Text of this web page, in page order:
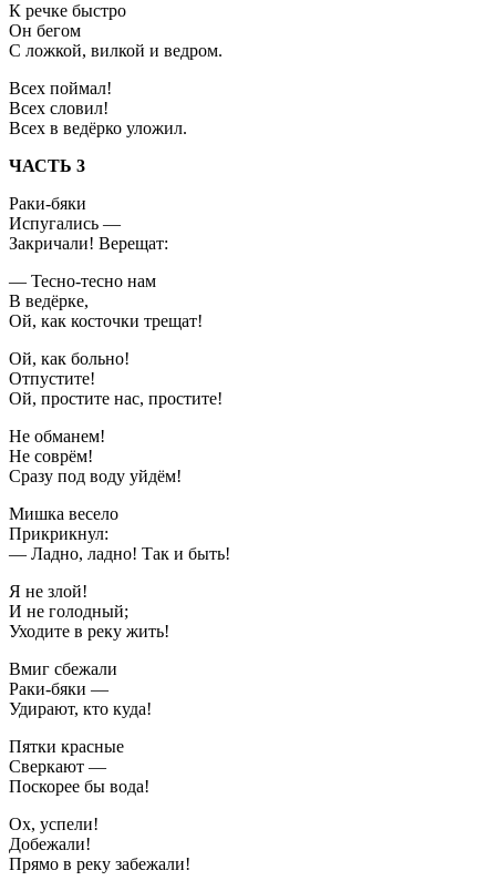
К речке быстро
Он бегом
С ложкой, вилкой и ведром.
Всех поймал!
Всех словил!
Всех в ведёрко уложил.
ЧАСТЬ 3
Раки-бяки
Испугались —
Закричали! Верещат:
— Тесно-тесно нам
В ведёрке,
Ой, как косточки трещат!
Ой, как больно!
Отпустите!
Ой, простите нас, простите!
Не обманем!
Не соврём!
Сразу под воду уйдём!
Мишка весело
Прикрикнул:
— Ладно, ладно! Так и быть!
Я не злой!
И не голодный;
Уходите в реку жить!
Вмиг сбежали
Раки-бяки —
Удирают, кто куда!
Пятки красные
Сверкают —
Поскорее бы вода!
Ох, успели!
Добежали!
Прямо в реку забежали!